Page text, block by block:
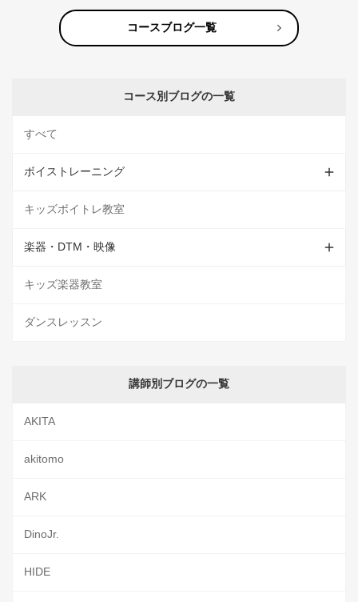
コースブログ一覧
コース別ブログの一覧
すべて
ボイストレーニング
キッズボイトレ教室
楽器・DTM・映像
キッズ楽器教室
ダンスレッスン
講師別ブログの一覧
AKITA
akitomo
ARK
DinoJr.
HIDE